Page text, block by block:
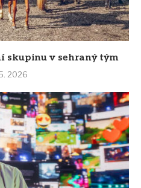
skupinu v sehraný tým
2026